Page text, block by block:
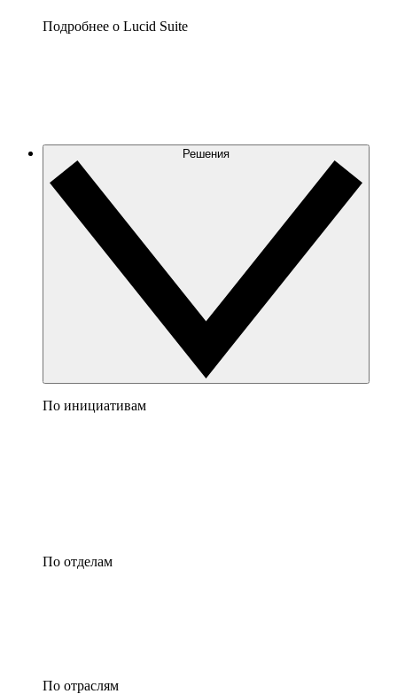
Подробнее о Lucid Suite
Решения
По инициативам
По отделам
По отраслям